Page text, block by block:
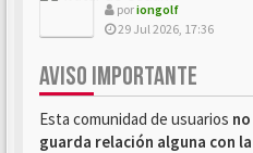
poriongolf
29 Jul 2026, 17:36
AVISO IMPORTANTE
Esta comunidad de usuarios
guarda relación alguna con